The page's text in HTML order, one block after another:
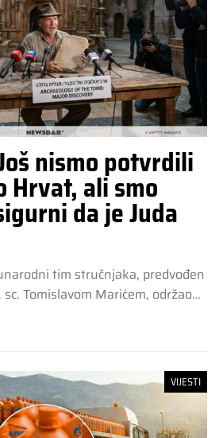
nismo potvrdili
Hrvat, ali smo
da je Juda
tim stručnjaka, predvođen
Tomislavom Marićem, održao…
VIJESTI